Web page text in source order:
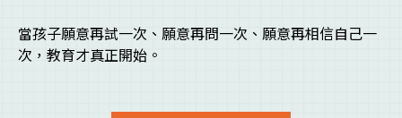
當孩子願意再試一次、願意再問一次、願意再相信自己一
次，教育才真正開始。